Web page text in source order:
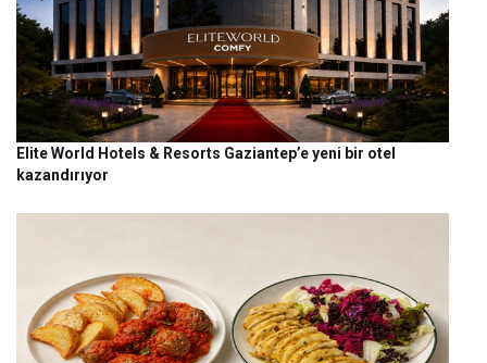
Elite World Hotels & Resorts Gaziantep’e yeni bir otel
kazandırıyor